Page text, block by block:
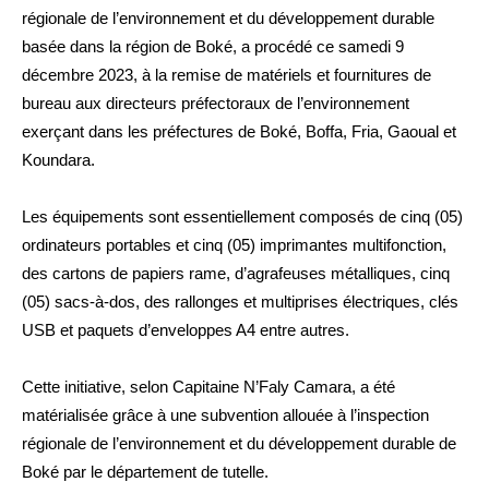
régionale de l’environnement et du développement durable
basée dans la région de Boké, a procédé ce samedi 9
décembre 2023, à la remise de matériels et fournitures de
bureau aux directeurs préfectoraux de l’environnement
exerçant dans les préfectures de Boké, Boffa, Fria, Gaoual et
Koundara.
Les équipements sont essentiellement composés de cinq (05)
ordinateurs portables et cinq (05) imprimantes multifonction,
des cartons de papiers rame, d’agrafeuses métalliques, cinq
(05) sacs-à-dos, des rallonges et multiprises électriques, clés
USB et paquets d’enveloppes A4 entre autres.
Cette initiative, selon Capitaine N’Faly Camara, a été
matérialisée grâce à une subvention allouée à l’inspection
régionale de l’environnement et du développement durable de
Boké par le département de tutelle.